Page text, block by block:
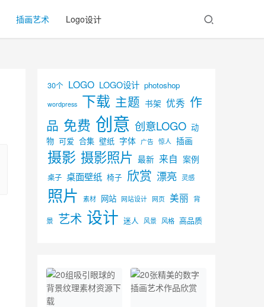
插画艺术 Logo设计
30个 LOGO LOGO设计 photoshop
wordpress 下载 主题 书架 优秀 作
品 免费 创意 创意LOGO 动
物 可爱 合集 壁纸 字体 广告 惊人 插画
摄影 摄影照片 最新 来自 案例
桌子 桌面壁纸 椅子 欣赏 漂亮 灵感
照片 素材 网站 网站设计 网页 美丽 背
景 艺术 设计 迷人 风景 风格 高品质